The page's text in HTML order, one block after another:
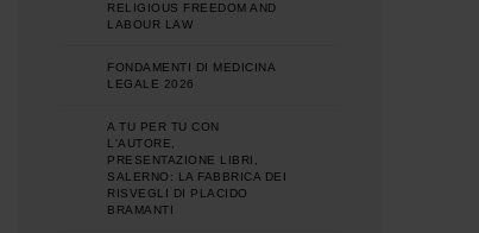
RELIGIOUS FREEDOM AND
LABOUR LAW
FONDAMENTI DI MEDICINA
LEGALE 2026
A TU PER TU CON
L'AUTORE,
PRESENTAZIONE LIBRI,
SALERNO: LA FABBRICA DEI
RISVEGLI DI PLACIDO
BRAMANTI